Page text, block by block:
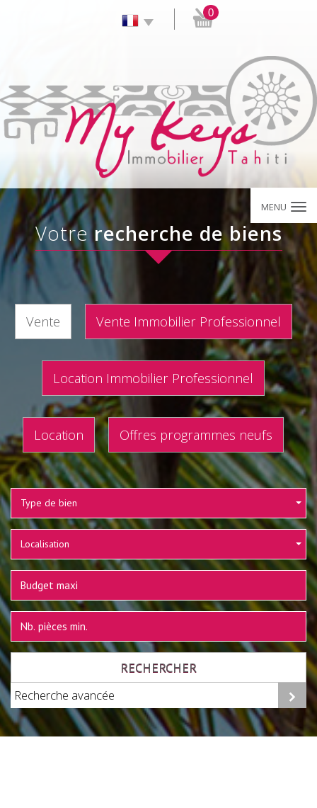
0
MENU
votrerecherche de biens
Vente Vente Immobilier Professionnel
Location Immobilier Professionnel
Location Offres programmes neufs
Type de bien
Localisation
RECHERCHER
Recherche avancée